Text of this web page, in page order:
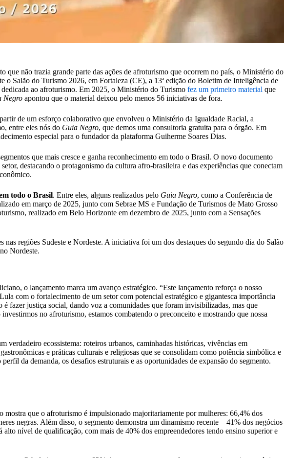
que não trazia grande parte das ações de afroturismo que ocorrem no país, o Ministério do
o Salão do Turismo 2026, em Fortaleza (CE), a 13ª edição do Boletim de Inteligência de
ao afroturismo. Em 2025, o Ministério do Turismo fez um primeiro material que
Negro apontou que o material deixou pelo menos 56 iniciativas de fora.
de um esforço colaborativo que envolveu o Ministério da Igualdade Racial, a
entre eles nós do Guia Negro, que demos uma consultoria gratuita para o órgão. Em
especial para o fundador da plataforma Guiherme Soares Dias.
que mais cresce e ganha reconhecimento em todo o Brasil. O novo documento
destacando o protagonismo da cultura afro-brasileira e das experiências que conectam
todo o Brasil. Entre eles, alguns realizados pelo Guia Negro, como a Conferência de
em março de 2025, junto com Sebrae MS e Fundação de Turismos de Mato Grosso
realizado em Belo Horizonte em dezembro de 2025, junto com a Sensações
nas regiões Sudeste e Nordeste. A iniciativa foi um dos destaques do segundo dia do Salão
Nordeste.
o lançamento marca um avanço estratégico. “Este lançamento reforça o nosso
com o fortalecimento de um setor com potencial estratégico e gigantesca importância
fazer justiça social, dando voz a comunidades que foram invisibilizadas, mas que
no afroturismo, estamos combatendo o preconceito e mostrando que nossa
verdadeiro ecossistema: roteiros urbanos, caminhadas históricas, vivências em
e práticas culturais e religiosas que se consolidam como potência simbólica e
da demanda, os desafios estruturais e as oportunidades de expansão do segmento.
mostra que o afroturismo é impulsionado majoritariamente por mulheres: 66,4% dos
negras. Além disso, o segmento demonstra um dinamismo recente – 41% dos negócios
alto nível de qualificação, com mais de 40% dos empreendedores tendo ensino superior e